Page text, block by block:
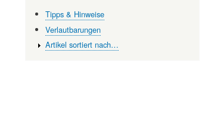
Tipps & Hinweise
Verlautbarungen
Artikel sortiert nach…